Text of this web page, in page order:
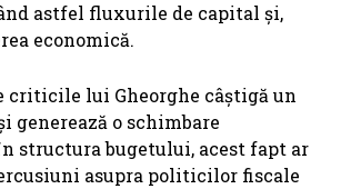
astfel fluxurile de capital și,
economică.
criticile lui Gheorghe câștigă un
generează o schimbare
structura bugetului, acest fapt ar
asupra politicilor fiscale